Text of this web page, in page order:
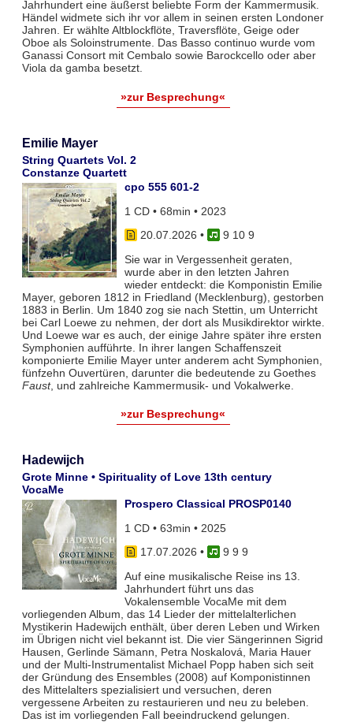
Jahrhundert eine äußerst beliebte Form der Kammermusik.
Händel widmete sich ihr vor allem in seinen ersten Londoner
Jahren. Er wählte Altblockflöte, Traversflöte, Geige oder
Oboe als Soloinstrumente. Das Basso continuo wurde vom
Ganassi Consort mit Cembalo sowie Barockcello oder aber
Viola da gamba besetzt.
»zur Besprechung«
Emilie Mayer
String Quartets Vol. 2
Constanze Quartett
cpo 555 601-2
1 CD • 68min • 2023
20.07.2026 •
9 10 9
Sie war in Vergessenheit geraten,
wurde aber in den letzten Jahren
wieder entdeckt: die Komponistin Emilie
Mayer, geboren 1812 in Friedland (Mecklenburg), gestorben
1883 in Berlin. Um 1840 zog sie nach Stettin, um Unterricht
bei Carl Loewe zu nehmen, der dort als Musikdirektor wirkte.
Und Loewe war es auch, der einige Jahre später ihre ersten
Symphonien aufführte. In ihrer langen Schaffenszeit
komponierte Emilie Mayer unter anderem acht Symphonien,
fünfzehn Ouvertüren, darunter die bedeutende zu Goethes
Faust, und zahlreiche Kammermusik- und Vokalwerke.
»zur Besprechung«
Hadewijch
Grote Minne • Spirituality of Love 13th century
VocaMe
Prospero Classical PROSP0140
1 CD • 63min • 2025
17.07.2026 •
9 9 9
Auf eine musikalische Reise ins 13.
Jahrhundert führt uns das
Vokalensemble VocaMe mit dem
vorliegenden Album, das 14 Lieder der mittelalterlichen
Mystikerin Hadewijch enthält, über deren Leben und Wirken
im Übrigen nicht viel bekannt ist. Die vier Sängerinnen Sigrid
Hausen, Gerlinde Sämann, Petra Noskalová, Maria Hauer
und der Multi-Instrumentalist Michael Popp haben sich seit
der Gründung des Ensembles (2008) auf Komponistinnen
des Mittelalters spezialisiert und versuchen, deren
vergessene Arbeiten zu restaurieren und neu zu beleben.
Das ist im vorliegenden Fall beeindruckend gelungen.